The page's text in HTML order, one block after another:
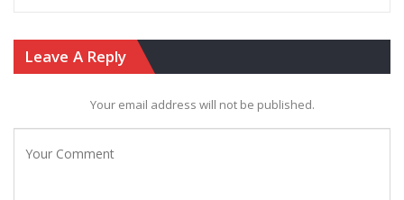
Leave A Reply
Your email address will not be published.